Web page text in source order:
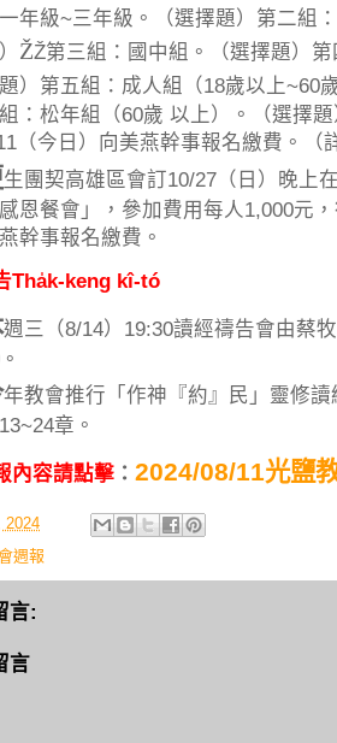
年級~三年級。（選擇題） 第二組
ŽŽ第三組：國中組。（選擇題）
） 第五組：成人組（18歲以上~60
：松年組（60歲 以上）。（選擇
（今日）向美燕幹事報名繳費。（
生團契高雄區會訂10/27（日）晚上
恩餐會」，參加費用每人1,000元
幹事報名繳費。
Tha̍k-keng kî-tó
週三（8/14）19:30讀經禱告會由蔡
年教會推行「作神『約』民」靈修
章。
內容請點擊 ： 2024/08/11光鹽
2024
週報
言:
言